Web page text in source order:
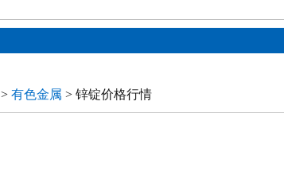
> 有色金属 > 锌锭价格行情